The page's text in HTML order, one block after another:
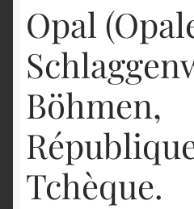
Opal
Böhmen,
Tchèque.